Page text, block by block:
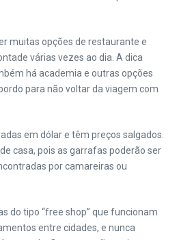
muitas opções de restaurante e
várias vezes ao dia. A dica
há academia e outras opções
para não voltar da viagem com
em dólar e têm preços salgados.
casa, pois as garrafas poderão ser
por camareiras ou
do tipo “free shop” que funcionam
entre cidades, e nunca